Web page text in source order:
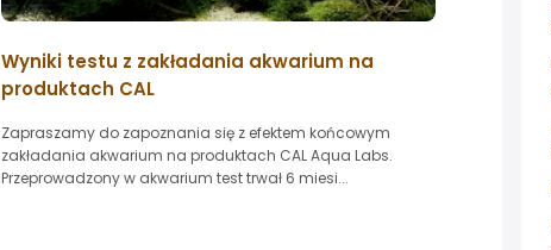
Wyniki testu z zakładania akwarium na
produktach CAL
Zapraszamy do zapoznania się z efektem końcowym
zakładania akwarium na produktach CAL Aqua Labs.
Przeprowadzony w akwarium test trwał 6 miesi...